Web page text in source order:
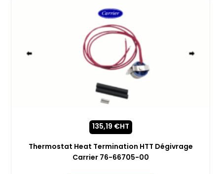
Thermostat Heat Termination HTT Dégivrage
Carrier 76-66705-00
135,19 €HT